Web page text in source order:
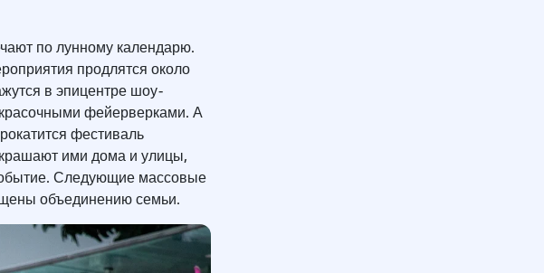
по лунному календарю.
продлятся около
в эпицентре шоу-
фейерверками. А
фестиваль
ими дома и улицы,
Следующие массовые
объединению семьи.